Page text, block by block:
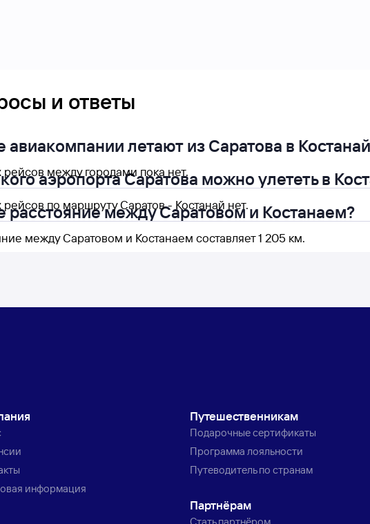
и ответы
авиакомпании летают из Саратова в
между городами пока нет.
аэропорта Саратова можно улететь в
по маршруту Саратов - Костанай нет.
расстояние между Саратовом и Костанаем?
между Саратовом и Костанаем составляет 1 205 км.
информация
Путешественникам
Подарочные сертификаты
Программа лояльности
Путеводитель по странам
Партнёрам